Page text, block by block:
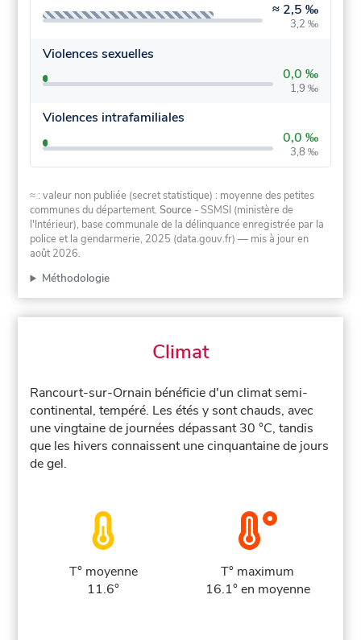
≈ 2,5 ‰
3,2 ‰
Violences sexuelles
0,0 ‰
1,9 ‰
Violences intrafamiliales
0,0 ‰
3,8 ‰
≈ : valeur non publiée (secret statistique) : moyenne des petites
communes du département.Source - SSMSI (ministère de
l'Intérieur), base communale de la délinquance enregistrée par la
police et la gendarmerie, 2025 (data.gouv.fr) — mis à jour en
août 2026.
Méthodologie
Climat
Rancourt-sur-Ornain bénéficie d'un climat semi-
continental, tempéré. Les étés y sont chauds, avec
une vingtaine de journées dépassant 30 °C, tandis
que les hivers connaissent une cinquantaine de jours
de gel.
T° moyenne
11.6°
T° maximum
16.1° en moyenne